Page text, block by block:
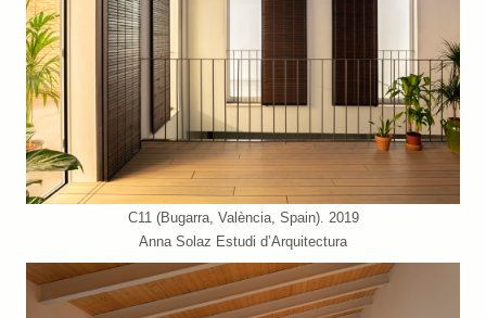
C11 (Bugarra, València, Spain). 2019
Anna Solaz Estudi d’Arquitectura